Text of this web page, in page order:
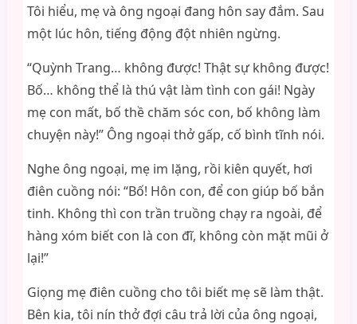
Tôi hiểu, mẹ và ông ngoại đang hôn say đắm. Sau
một lúc hôn, tiếng động đột nhiên ngừng.
“Quỳnh Trang… không được! Thật sự không được!
Bố… không thể là thú vật làm tình con gái! Ngày
mẹ con mất, bố thề chăm sóc con, bố không làm
chuyện này!” Ông ngoại thở gấp, cố bình tĩnh nói.
Nghe ông ngoại, mẹ im lặng, rồi kiên quyết, hơi
điên cuồng nói: “Bố! Hôn con, để con giúp bố bắn
tinh. Không thì con trần truồng chạy ra ngoài, để
hàng xóm biết con là con đĩ, không còn mặt mũi ở
lại!”
Giọng mẹ điên cuồng cho tôi biết mẹ sẽ làm thật.
Bên kia, tôi nín thở đợi câu trả lời của ông ngoại,